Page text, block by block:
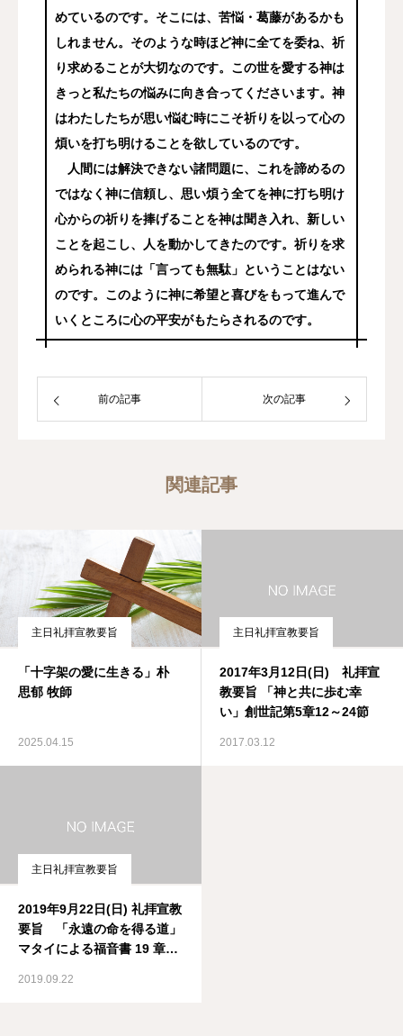
めているのです。そこには、苦悩・葛藤があるかも
しれません。そのような時ほど神に全てを委ね、祈
り求めることが大切なのです。この世を愛する神は
きっと私たちの悩みに向き合ってくださいます。神
はわたしたちが思い悩む時にこそ祈りを以って心の
煩いを打ち明けることを欲しているのです。
人間には解決できない諸問題に、これを諦めるの
ではなく神に信頼し、思い煩う全てを神に打ち明け
心からの祈りを捧げることを神は聞き入れ、新しい
ことを起こし、人を動かしてきたのです。祈りを求
められる神には「言っても無駄」ということはない
のです。このように神に希望と喜びをもって進んで
いくところに心の平安がもたらされるのです。
前の記事 次の記事
関連記事
主日礼拝宣教要旨
「十字架の愛に生きる」朴
思郁 牧師
2025.04.15
主日礼拝宣教要旨
2017年3月12日(日) 礼拝宣
教要旨 「神と共に歩む幸
い」創世記第5章12～24節
2017.03.12
主日礼拝宣教要旨
2019年9月22日(日) 礼拝宣教
要旨 「永遠の命を得る道」
マタイによる福音書 19 章
2019.09.22